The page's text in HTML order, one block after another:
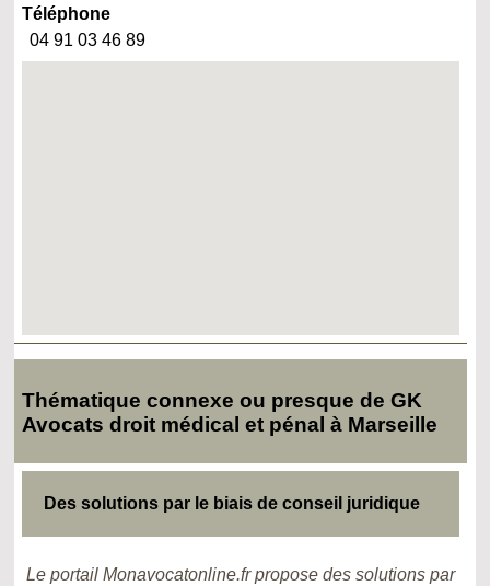
Téléphone
04 91 03 46 89
Thématique connexe ou presque de GK
Avocats droit médical et pénal à Marseille
Des solutions par le biais de conseil juridique
Le portail Monavocatonline.fr propose des solutions par